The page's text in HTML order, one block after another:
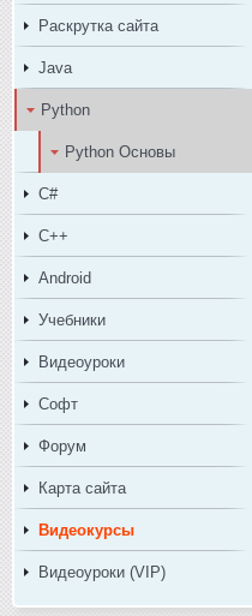
Раскрутка сайта
Java
Python
Python Основы
C#
C++
Android
Учебники
Видеоуроки
Софт
Форум
Карта сайта
Видеокурсы
Видеоуроки (VIP)